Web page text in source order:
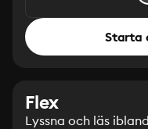
Starta
Flex
Lyssna och läs